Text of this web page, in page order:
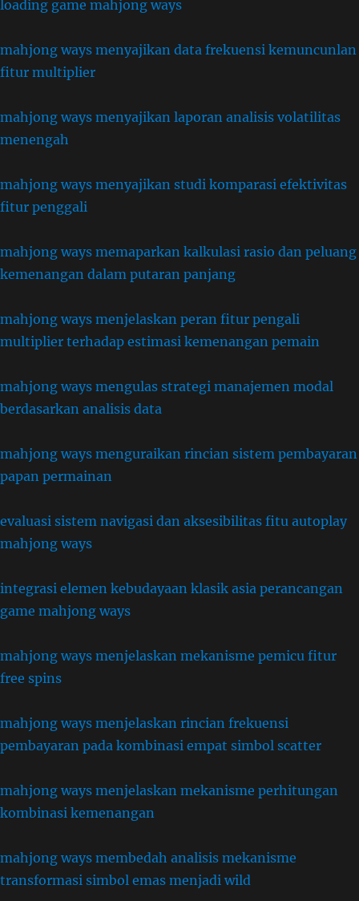
loading game mahjong ways
mahjong ways menyajikan data frekuensi kemuncunlan
fitur multiplier
mahjong ways menyajikan laporan analisis volatilitas
menengah
mahjong ways menyajikan studi komparasi efektivitas
fitur penggali
mahjong ways memaparkan kalkulasi rasio dan peluang
kemenangan dalam putaran panjang
mahjong ways menjelaskan peran fitur pengali
multiplier terhadap estimasi kemenangan pemain
mahjong ways mengulas strategi manajemen modal
berdasarkan analisis data
mahjong ways menguraikan rincian sistem pembayaran
papan permainan
evaluasi sistem navigasi dan aksesibilitas fitu autoplay
mahjong ways
integrasi elemen kebudayaan klasik asia perancangan
game mahjong ways
mahjong ways menjelaskan mekanisme pemicu fitur
free spins
mahjong ways menjelaskan rincian frekuensi
pembayaran pada kombinasi empat simbol scatter
mahjong ways menjelaskan mekanisme perhitungan
kombinasi kemenangan
mahjong ways membedah analisis mekanisme
transformasi simbol emas menjadi wild